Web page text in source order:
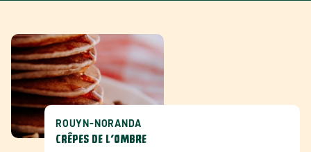
ROUYN-NORANDA
CRÊPES DE L’OMBRE